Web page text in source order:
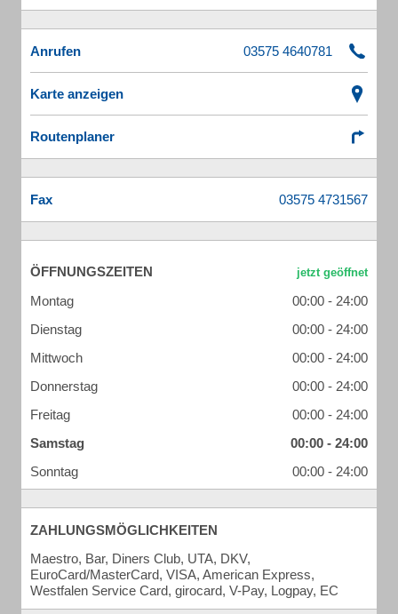
Anrufen
Karte anzeigen
Routenplaner
Fax
ÖFFNUNGSZEITEN
Montag
00:00 - 24:00
Dienstag
00:00 - 24:00
Mittwoch
00:00 - 24:00
Donnerstag
00:00 - 24:00
Freitag
00:00 - 24:00
Samstag
00:00 - 24:00
Sonntag
00:00 - 24:00
ZAHLUNGSMÖGLICHKEITEN
Maestro, Bar, Diners Club, UTA, DKV,
EuroCard/MasterCard, VISA, American Express,
Westfalen Service Card, girocard, V-Pay, Logpay, EC